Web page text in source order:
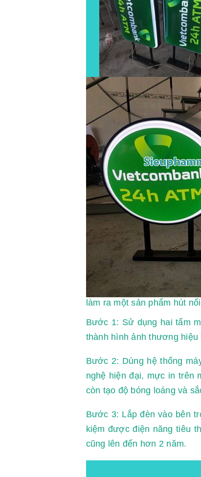
làm ra một sản phẩm hút
Bước 1: Sử dụng hai tấm
thành hình ảnh thương hiệu
Bước 2: Dùng hệ thống
nghệ hiện đại, mực in trên
còn tạo độ bóng loáng và
Bước 3: Lắp đèn vào bên
kiệm được điện năng tiêu
cũng lên đến hơn 2 năm.